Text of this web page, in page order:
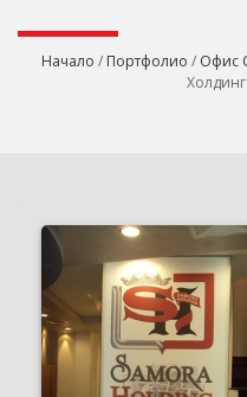
Начало / Портфолио / Офис